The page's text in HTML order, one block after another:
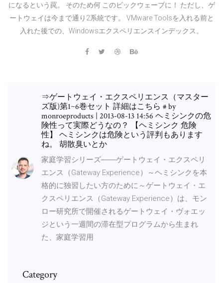
になるという罠。 そのため何 このビックウェーブに！ ただし、ゲ
ートウェイは今まで通り2系統です。 VMware Toolsを入れる前と
入れた後での、Windowsエクスペリエンスインデックス。
⇒ゲートウェイ・エクスペリエンス（マスター
ズ版)第1~6巻セット 詳細はこちら # by
monroeproducts | 2013-08-13 14:56 ヘミシンクの危
険性って実際どうなの？ 【ヘミシンク 危険
性】 ヘミシンクは危険という評判もあります
ね。 胡散臭いとか
家庭学習シリーズ――ゲートウェイ・エクスペリ
エンス（Gateway Experience）～ヘミシンクを本
格的に独習したい方のために～ゲートウェイ・エ
クスペリエンス（Gateway Experience）は、モン
ロー研究所で開催されるゲートウェイ・ヴォエッ
ジという一週間の滞在型プログラムから生まれ
た、家庭学習用
Category